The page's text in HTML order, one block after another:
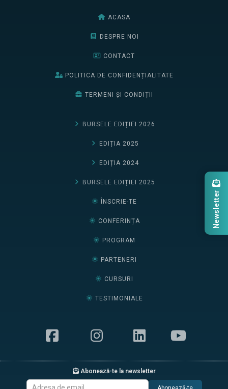
ACASA
DESPRE NOI
CONTACT
POLITICA DE CONFIDENȚIALITATE
TERMENI ȘI CONDIȚII
BURSELE EDIȚIEI 2026
EDIȚIA 2025
EDIȚIA 2024
BURSELE EDIȚIEI 2025
ÎNSCRIE-TE
CONFERINȚA
PROGRAM
PARTENERI
CURSURI
TESTIMONIALE
Abonează-te la newsletter
Newsletter